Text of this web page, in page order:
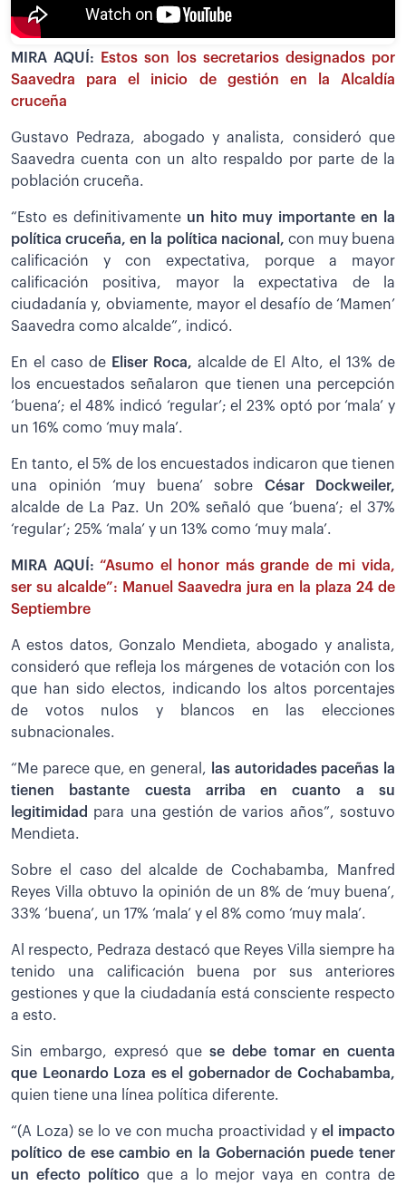
MIRA AQUÍ:
Estos son los secretarios designados por
Saavedra para el inicio de gestión en la Alcaldía
cruceña
Gustavo Pedraza, abogado y analista, consideró que
Saavedra cuenta con un alto respaldo por parte de la
población cruceña.
“Esto es definitivamenteun hito muy importante en la
política cruceña, en la política nacional, con muy buena
calificación y con expectativa, porque a mayor
calificación positiva, mayor la expectativa de la
ciudadanía y, obviamente, mayor el desafío de ‘Mamen’
Saavedra como alcalde”, indicó.
En el caso de Eliser Roca, alcalde de El Alto, el 13% de
los encuestados señalaron que tienen una percepción
‘buena’; el 48% indicó ‘regular’; el 23% optó por ‘mala’ y
un 16% como ‘muy mala’.
En tanto, el 5% de los encuestados indicaron que tienen
una opinión ‘muy buena’ sobre César Dockweiler,
alcalde de La Paz. Un 20% señaló que ‘buena’; el 37%
‘regular’; 25% ‘mala’ y un 13% como ‘muy mala’.
MIRA AQUÍ:“Asumo el honor más grande de mi vida,
ser su alcalde”: Manuel Saavedra jura en la plaza 24 de
Septiembre
A estos datos, Gonzalo Mendieta, abogado y analista,
consideró que refleja los márgenes de votación con los
que han sido electos, indicando los altos porcentajes
de votos nulos y blancos en las elecciones
subnacionales.
“Me parece que, en general,
las autoridades paceñas la
tienen bastante cuesta arriba en cuanto a su
legitimidad
para una gestión de varios años”, sostuvo
Mendieta.
Sobre el caso del alcalde de Cochabamba, Manfred
Reyes Villa obtuvo la opinión de un 8% de ‘muy buena’,
33% ‘buena’, un 17% ‘mala’ y el 8% como ‘muy mala’.
Al respecto, Pedraza destacó que Reyes Villa siempre ha
tenido una calificación buena por sus anteriores
gestiones y que la ciudadanía está consciente respecto
a esto.
Sin embargo, expresó que se debe tomar en cuenta
que Leonardo Loza es el gobernador de Cochabamba,
quien tiene una línea política diferente.
“(A Loza) se lo ve con mucha proactividad y el impacto
político de ese cambio en la Gobernación puede tener
un efecto políticoque a lo mejor vaya en contra de